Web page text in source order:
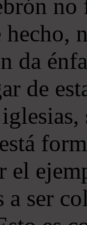
no
da
de
el
a ser